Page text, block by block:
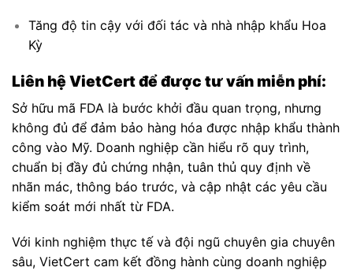
Tăng độ tin cậy với đối tác và nhà nhập khẩu Hoa
Kỳ
Liên hệ VietCert để được tư vấn miễn phí:
Sở hữu mã FDA là bước khởi đầu quan trọng, nhưng
không đủ để đảm bảo hàng hóa được nhập khẩu thành
công vào Mỹ. Doanh nghiệp cần hiểu rõ quy trình,
chuẩn bị đầy đủ chứng nhận, tuân thủ quy định về
nhãn mác, thông báo trước, và cập nhật các yêu cầu
kiểm soát mới nhất từ FDA.
Với kinh nghiệm thực tế và đội ngũ chuyên gia chuyên
sâu, VietCert cam kết đồng hành cùng doanh nghiệp